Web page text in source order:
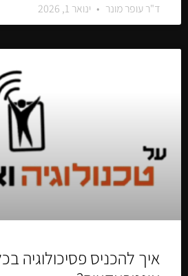
ד"ר עופר מונר ינואר 1, 2026
איך להכניס פסיכולוגיה